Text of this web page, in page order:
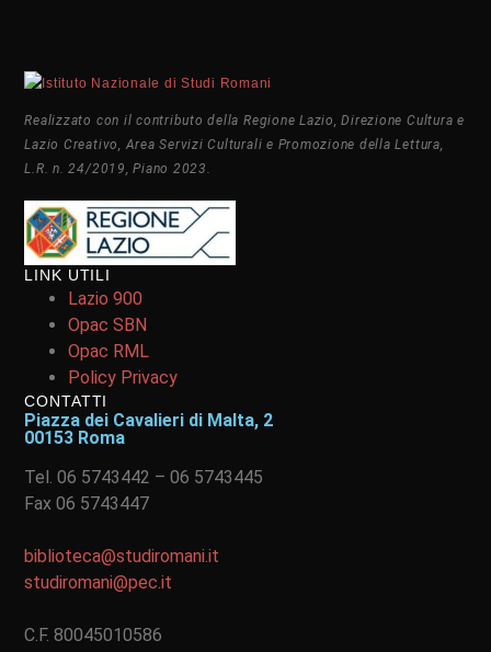
Realizzato con il contributo della Regione Lazio, Direzione Cultura e
Lazio Creativo, Area Servizi Culturali e Promozione della Lettura,
L.R. n. 24/2019, Piano 2023.
LINK UTILI
Lazio 900
Opac SBN
Opac RML
Policy Privacy
CONTATTI
Piazza dei Cavalieri di Malta, 2
00153 Roma
Tel. 06 5743442 – 06 5743445
Fax 06 5743447
biblioteca@studiromani.it
studiromani@pec.it
C.F. 80045010586